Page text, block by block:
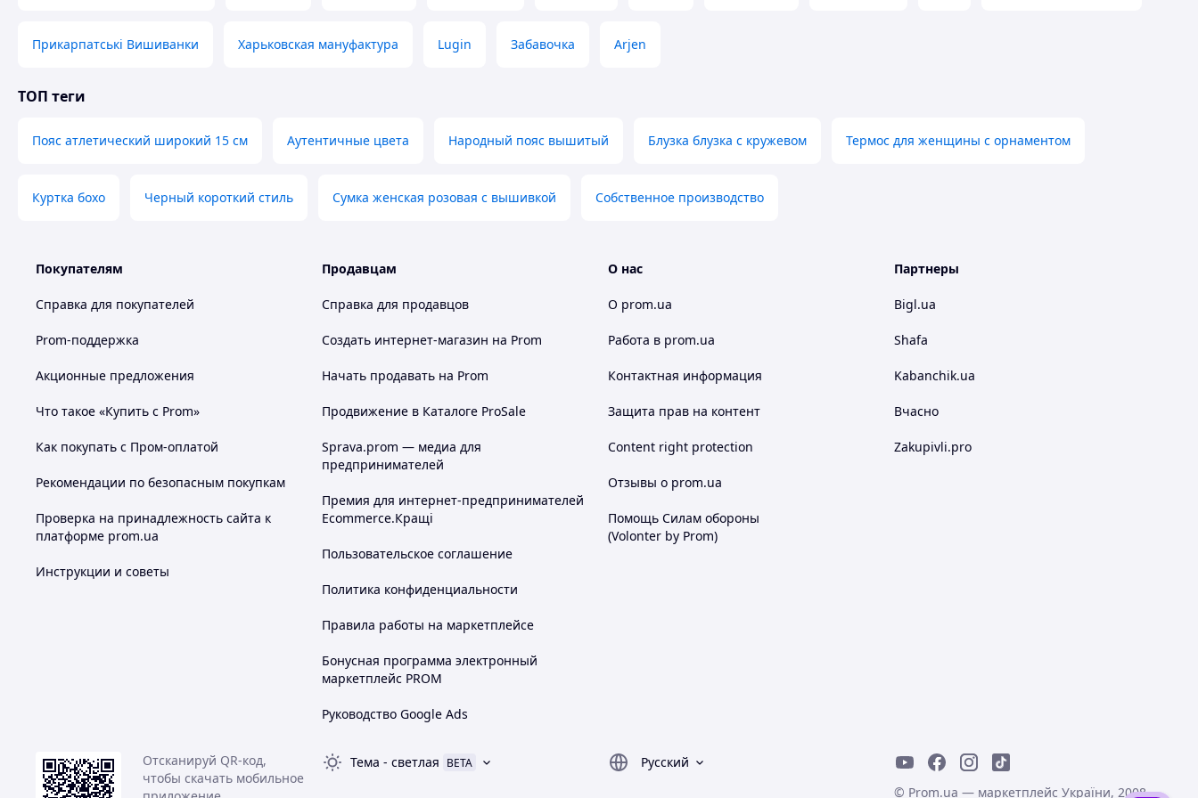
Рекомендації по догляду:
ручне прання до 30 градусів та прасування у вологому стані.
Телефонуйте +38 (067) 967 22 08
Як придбати Товар в інтернет магазині "Скарбниця-Карпат"?
Зробіть замовлення
Оплатіть Ваше
Отримайте товар
Чому варто купувати Товар в нашому інтернет-магазині?
Оригінальність
Професійна консультація продавця
Прикарпатські Вишиванки Харьковская мануфактура Lugin Забавочка Arjen
ТОП теги
Пояс атлетический широкий 15 см Аутентичные цвета Народный пояс вышитый Блузка блузка с кружевом Термос для женщины с орнаментом
Куртка бохо Черный короткий стиль Сумка женская розовая с вышивкой Собственное производство
Покупателям
Справка для покупателей
Prom-поддержка
Акционные предложения
Что такое «Купить с Prom»
Как покупать с Пром-оплатой
Рекомендации по безопасным покупкам
Проверка на принадлежность сайта к
платформе prom.ua
Инструкции и советы
Продавцам
Справка для продавцов
Создать интернет-магазин на Prom
Начать продавать на Prom
Продвижение в Каталоге ProSale
Sprava.prom — медиа для
предпринимателей
Премия для интернет-предпринимателей
Ecommerce.Кращі
Пользовательское соглашение
Политика конфиденциальности
Правила работы на маркетплейсе
Бонусная программа электронный
маркетплейс PROM
Руководство Google Ads
О нас
О prom.ua
Работа в prom.ua
Контактная информация
Защита прав на контент
Content right protection
Отзывы о prom.ua
Помощь Силам обороны
(Volonter by Prom)
Партнеры
Bigl.ua
Shafa
Kabanchik.ua
Вчасно
Zakupivli.pro
Отсканируй QR-код,
чтобы скачать мобильное
Тема - светлая BETA
Русский
© Prom.ua — маркетплейс України, 2008-